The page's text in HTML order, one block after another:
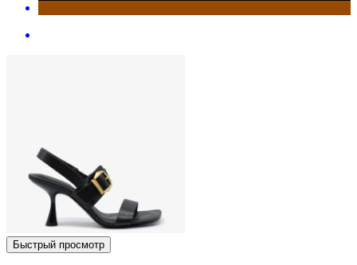
Быстрый просмотр